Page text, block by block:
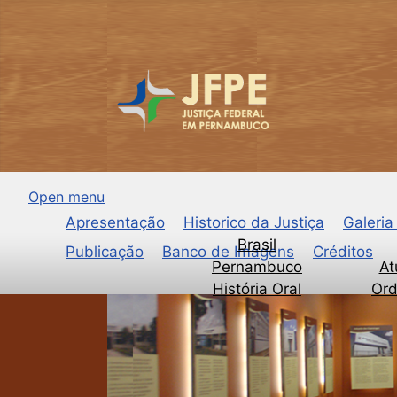
Open menu
Apresentação
Historico da Justiça
Brasil
Pernambuco
História Oral
Publicação
Banco de Imagens Créditos